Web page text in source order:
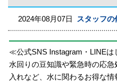
2024年08月07日 スタッフの
≪公式SNS Instagram・LINE
水回りの豆知識や緊急時の応
入れなど、水に関わるお得な情